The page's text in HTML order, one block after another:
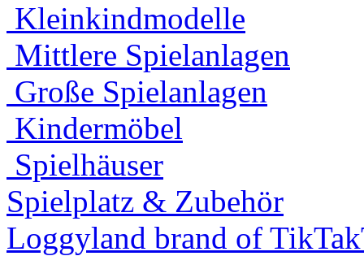
Kleinkindmodelle
Mittlere Spielanlagen
Große Spielanlagen
Kindermöbel
Spielhäuser
Spielplatz & Zubehör
Loggyland brand of